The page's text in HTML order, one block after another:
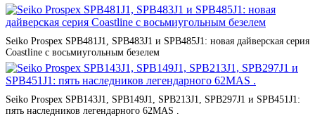
Seiko Prospex SPB481J1, SPB483J1 и SPB485J1: новая дайверская серия
Coastline с восьмиугольным безелем
Seiko Prospex SPB143J1, SPB149J1, SPB213J1, SPB297J1 и SPB451J1:
пять наследников легендарного 62MAS .